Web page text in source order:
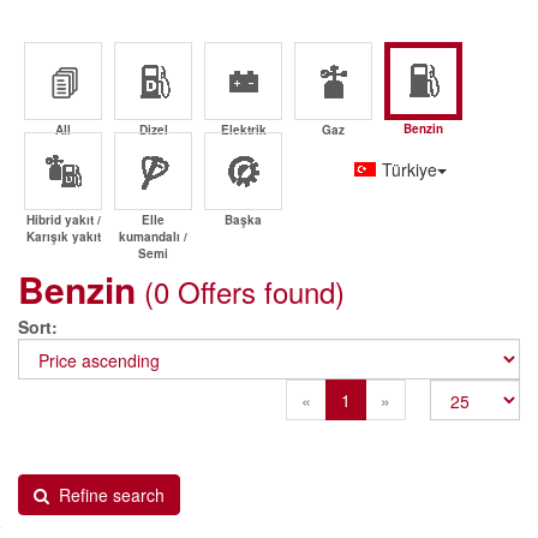
All Dizel Elektrik Gaz Benzin
Hibrid yakıt /
Karışık yakıt
Elle
kumandalı /
Semi
Başka
Türkiye
Benzin (0 Offers found)
Sort
« Previous
1 »
Refine search